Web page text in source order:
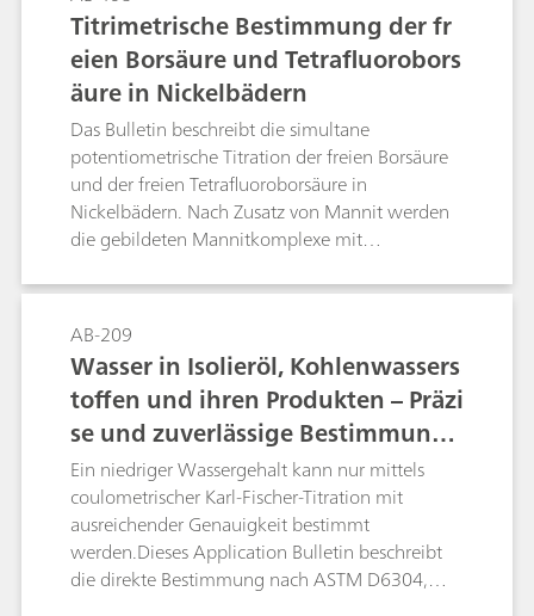
Titrimetrische Bestimmung der fr
eien Borsäure und Tetrafluorobors
äure in Nickelbädern
Das Bulletin beschreibt die simultane
potentiometrische Titration der freien Borsäure
und der freien Tetrafluoroborsäure in
Nickelbädern. Nach Zusatz von Mannit werden
die gebildeten Mannitkomplexe mit
dabei direkt in der Badprobe; Nickel- und
andere Metallionen stören nicht.
AB-209
Wasser in Isolieröl, Kohlenwassers
toffen und ihren Produkten – Präzi
se und zuverlässige Bestimmung
mittels Karl-Fischer-Titration
Ein niedriger Wassergehalt kann nur mittels
coulometrischer Karl-Fischer-Titration mit
ausreichender Genauigkeit bestimmt
werden.Dieses Application Bulletin beschreibt
die direkte Bestimmung nach ASTM D6304,